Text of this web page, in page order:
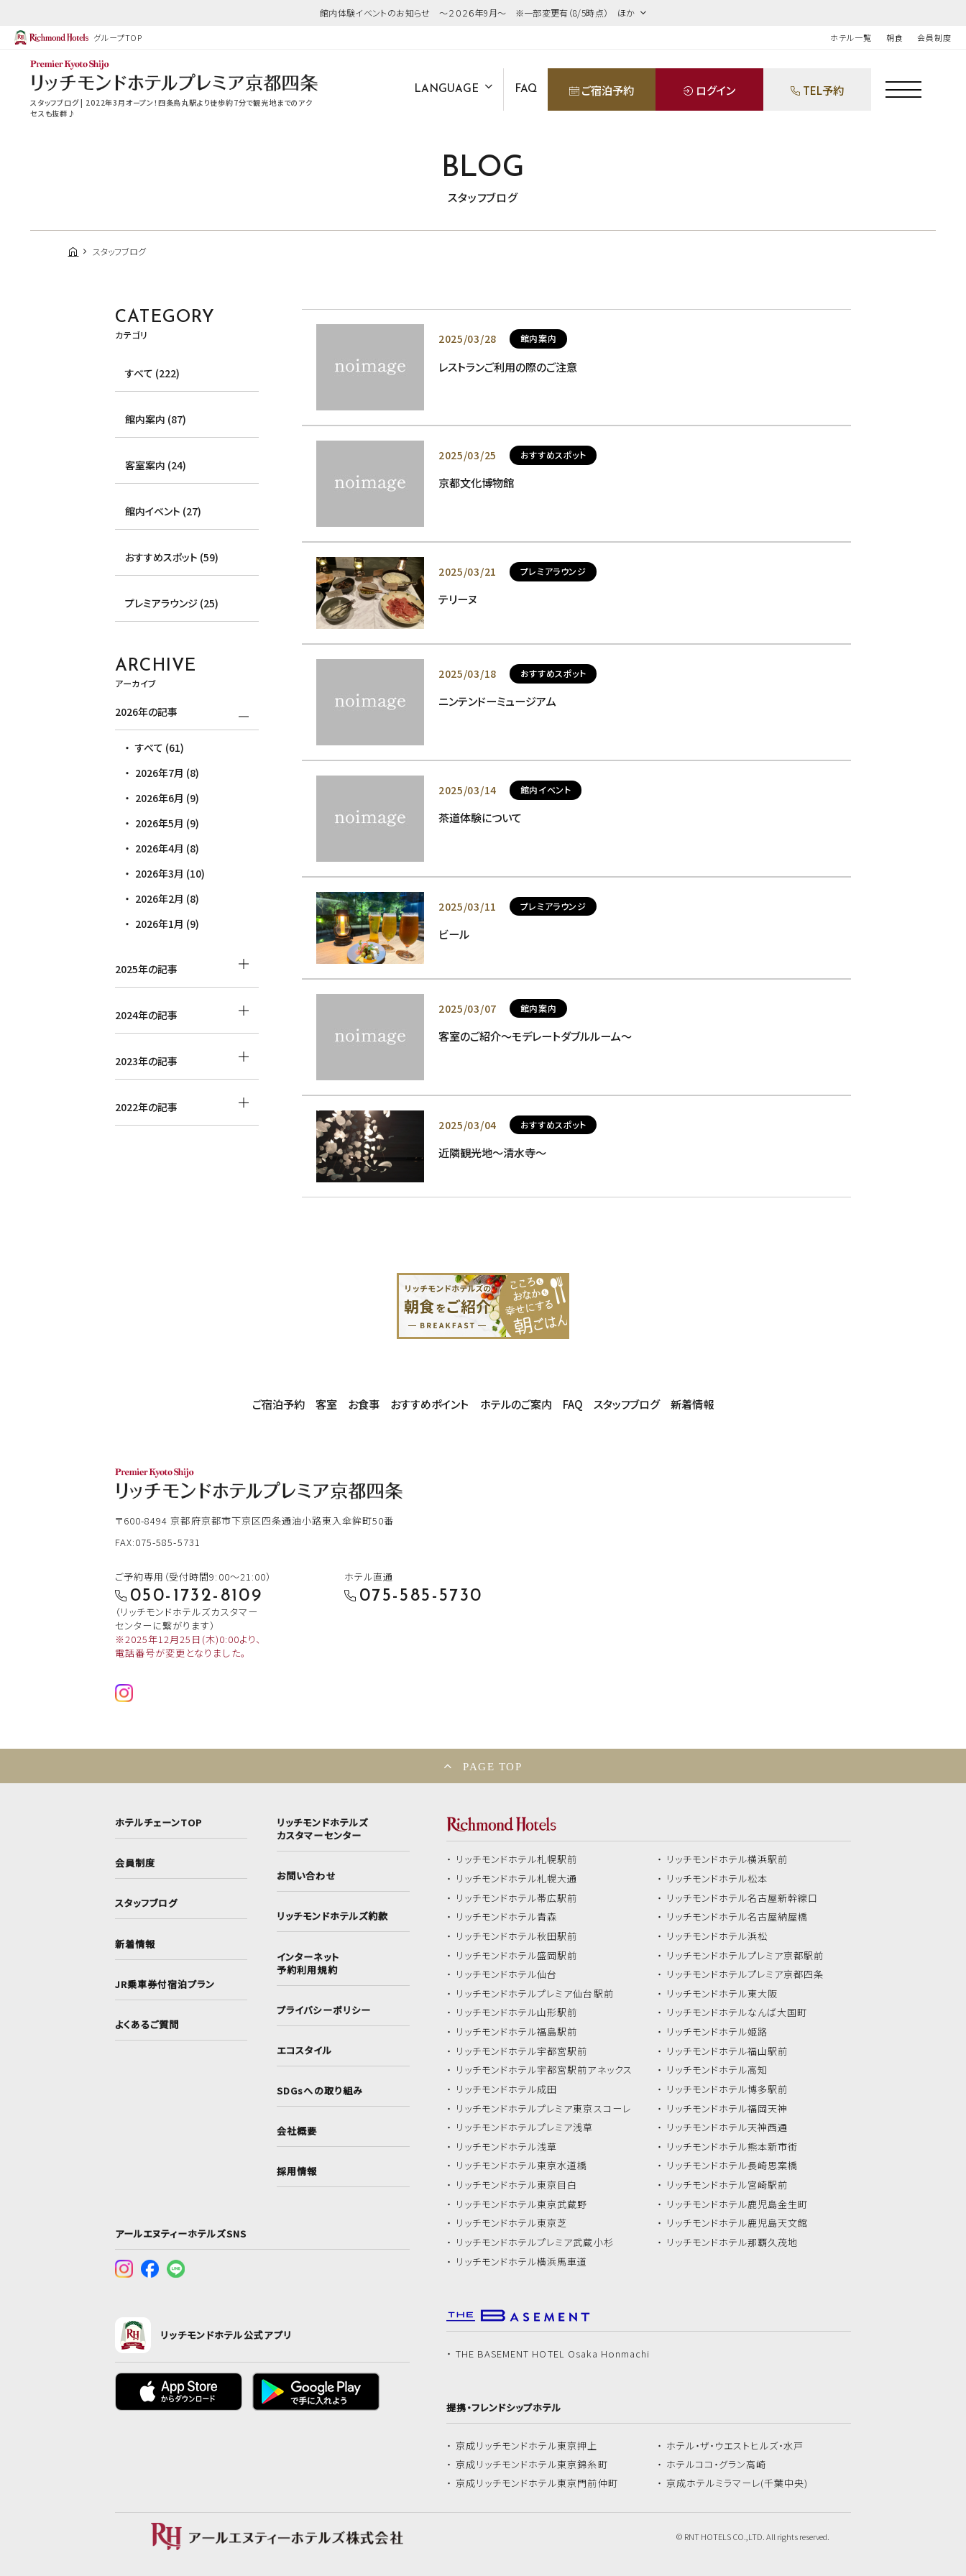
館内体験イベントのお知らせ ～２０２６年9月～ ※一部変更有（8/5時点） ほか
グループTOP ホテル一覧 朝食 会員制度
スタッフブログ | 2022年3月オープン！四条烏丸駅より徒歩約7分で観光地までのアク
セスも抜群♪
LANGUAGE FAQ ご宿泊予約 ログイン TEL予約
BLOG
スタッフブログ
スタッフブログ
2025/03/28 館内案内
レストランご利用の際のご注意
2025/03/25 おすすめスポット
京都文化博物館
2025/03/21 プレミアラウンジ
テリーヌ
2025/03/18 おすすめスポット
ニンテンドーミュージアム
2025/03/14 館内イベント
茶道体験について
2025/03/11 プレミアラウンジ
ビール
2025/03/07 館内案内
客室のご紹介～モデレートダブルルーム～
2025/03/04 おすすめスポット
近隣観光地～清水寺～
CATEGORY
カテゴリ
すべて (222)
館内案内 (87)
客室案内 (24)
館内イベント (27)
おすすめスポット (59)
プレミアラウンジ (25)
ARCHIVE
アーカイブ
2026年の記事
すべて (61)
2026年7月 (8)
2026年6月 (9)
2026年5月 (9)
2026年4月 (8)
2026年3月 (10)
2026年2月 (8)
2026年1月 (9)
2025年の記事
2024年の記事
2023年の記事
2022年の記事
ご宿泊予約 客室 お食事 おすすめポイント ホテルのご案内 FAQ スタッフブログ 新着情報
〒600-8494京都府京都市下京区四条通油小路東入傘鉾町50番
FAX:075-585-5731
ご予約専用（受付時間9:00～21:00）
050-1732-8109
（リッチモンドホテルズカスタマー
センターに繋がります）
※2025年12月25日(木)0:00より、
電話番号が変更となりました。
ホテル直通
075-585-5730
PAGE TOP
ホテルチェーンTOP
会員制度
スタッフブログ
新着情報
JR乗車券付宿泊プラン
よくあるご質問
リッチモンドホテルズ
カスタマーセンター
お問い合わせ
リッチモンドホテルズ約款
インターネット
予約利用規約
プライバシーポリシー
エコスタイル
SDGsへの取り組み
会社概要
採用情報
アールエヌティーホテルズSNS
リッチモンドホテル公式アプリ
リッチモンドホテル札幌駅前
リッチモンドホテル札幌大通
リッチモンドホテル帯広駅前
リッチモンドホテル青森
リッチモンドホテル秋田駅前
リッチモンドホテル盛岡駅前
リッチモンドホテル仙台
リッチモンドホテルプレミア仙台駅前
リッチモンドホテル山形駅前
リッチモンドホテル福島駅前
リッチモンドホテル宇都宮駅前
リッチモンドホテル宇都宮駅前アネックス
リッチモンドホテル成田
リッチモンドホテルプレミア東京スコーレ
リッチモンドホテルプレミア浅草
リッチモンドホテル浅草
リッチモンドホテル東京水道橋
リッチモンドホテル東京目白
リッチモンドホテル東京武蔵野
リッチモンドホテル東京芝
リッチモンドホテルプレミア武蔵小杉
リッチモンドホテル横浜馬車道
リッチモンドホテル横浜駅前
リッチモンドホテル松本
リッチモンドホテル名古屋新幹線口
リッチモンドホテル名古屋納屋橋
リッチモンドホテル浜松
リッチモンドホテルプレミア京都駅前
リッチモンドホテルプレミア京都四条
リッチモンドホテル東大阪
リッチモンドホテルなんば大国町
リッチモンドホテル姫路
リッチモンドホテル福山駅前
リッチモンドホテル高知
リッチモンドホテル博多駅前
リッチモンドホテル福岡天神
リッチモンドホテル天神西通
リッチモンドホテル熊本新市街
リッチモンドホテル長崎思案橋
リッチモンドホテル宮崎駅前
リッチモンドホテル鹿児島金生町
リッチモンドホテル鹿児島天文館
リッチモンドホテル那覇久茂地
THE BASEMENT HOTEL Osaka Honmachi
提携・フレンドシップホテル
京成リッチモンドホテル東京押上 ホテル・ザ・ ウエストヒルズ・水戸
京成リッチモンドホテル東京錦糸町 ホテルココ・グラン高崎
京成リッチモンドホテル東京門前仲町 京成ホテルミラマーレ(千葉中央)
© RNT HOTELS CO.,LTD. All rights reserved.